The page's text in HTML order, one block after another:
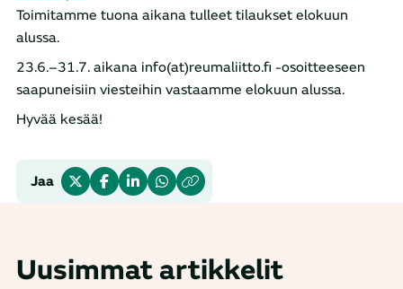
Toimitamme tuona aikana tulleet tilaukset elokuun
alussa.
23.6.–31.7. aikana info(at)reumaliitto.fi -osoitteeseen
saapuneisiin viesteihin vastaamme elokuun alussa.
Hyvää kesää!
Jaa
Uusimmat artikkelit